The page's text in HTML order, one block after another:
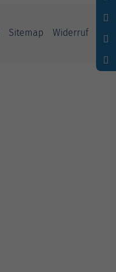
Sitemap Widerruf